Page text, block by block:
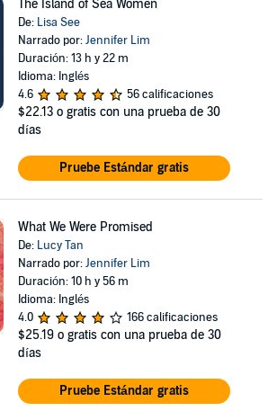
The Island of Sea Women
De: Lisa See
Narrado por:Jennifer Lim
Duración: 13 h y 22 m
Idioma: Inglés
4.6
56 calificaciones
$22.13 o gratis con una prueba de 30
días
Pruebe Estándar gratis
What We Were Promised
De: Lucy Tan
Narrado por:Jennifer Lim
Duración: 10 h y 56 m
Idioma: Inglés
4.0
166 calificaciones
$25.19 o gratis con una prueba de 30
días
Pruebe Estándar gratis